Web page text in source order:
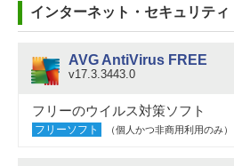
インターネット・セキュリティ
AVG AntiVirus FREE
v17.3.3443.0
フリーのウイルス対策ソフト
フリーソフト （個人かつ非商用利用のみ）